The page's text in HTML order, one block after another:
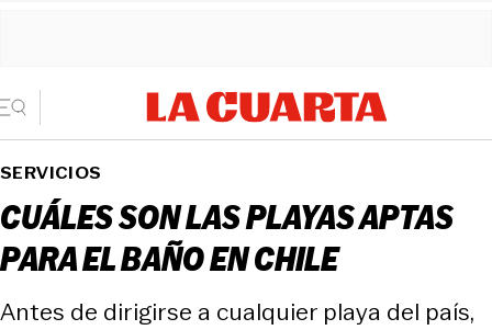
SERVICIOS
CUÁLES SON LAS PLAYAS APTAS
PARA EL BAÑO EN CHILE
Antes de dirigirse a cualquier playa del país,